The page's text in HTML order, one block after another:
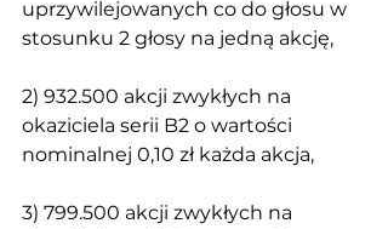
uprzywilejowanych co do głosu w
stosunku 2 głosy na jedną akcję,
2) 932.500 akcji zwykłych na
okaziciela serii B2 o wartości
nominalnej 0,10 zł każda akcja,
3) 799.500 akcji zwykłych na